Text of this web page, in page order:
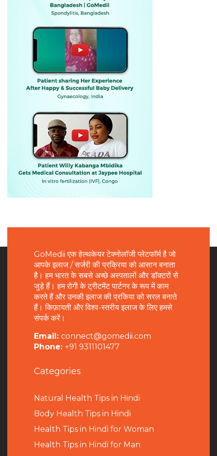
GoMedii एक हेल्थकेयर टेक्नोलॉजी प्लेटफॉर्म है जो
आपके इलाज / सर्जरी की प्रक्रिया को आसान बनाता
है। हम भारत के सबसे अच्छे अस्पतालों और डॉक्टरों से
जुड़े हैं। हम रोगी के ट्रीटमेंट पार्टनर के रूप में काम
करते हैं और उनकी इलाज की प्रकिया को सरल बनाते
हैं। किफ़ायती और विश्व-स्तरीय इलाज के लिए हमसे
संपर्क करें।
Email: connect@gomedii.com
Phone: +91 9311101477
Categories
Natural Health Tips in Hindi
Body Health Tips in Hindi
Health Tips in Hindi for Woman
Health Tips in Hindi for Man